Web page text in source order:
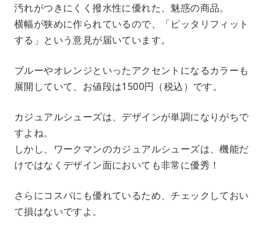
汚れがつきにくく撥水性に優れた、魅惑の商品。
横幅が狭めに作られているので、「ピッタリフィット
する」という意見が届いています。
ブルーやオレンジといったアクセントになるカラーも
展開していて、お値段は1500円（税込）です。
カジュアルシューズは、デザインが単調になりがちで
すよね。
しかし、ワークマンのカジュアルシューズは、機能だ
けではなくデザイン面においても非常に優秀！
さらにコスパにも優れているため、チェックしておい
て損はないですよ。